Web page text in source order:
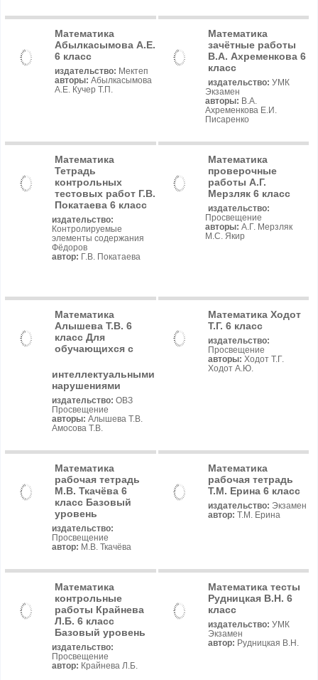
Математика
Абылкасымова А.Е.
6 класс
издательство: Мектеп
авторы: Абылкасымова
А.Е. Кучер Т.П.
Математика
зачётные работы
В.А. Ахременкова 6
класс
издательство: УМК
Экзамен
авторы: В.А.
Ахременкова Е.И.
Писаренко
Математика
Тетрадь
контрольных
тестовых работ Г.В.
Покатаева 6 класс
издательство:
Контролируемые
элементы содержания
Фёдоров
автор: Г.В. Покатаева
Математика
проверочные
работы А.Г.
Мерзляк 6 класс
издательство:
Просвещение
авторы: А.Г. Мерзляк
М.С. Якир
Математика
Алышева Т.В. 6
класс Для
обучающихся с
интеллектуальными
нарушениями
издательство: ОВЗ
Просвещение
авторы: Алышева Т.В.
Амосова Т.В.
Математика Ходот
Т.Г. 6 класс
издательство:
Просвещение
авторы: Ходот Т.Г.
Ходот А.Ю.
Математика
рабочая тетрадь
М.В. Ткачёва 6
класс Базовый
уровень
издательство:
Просвещение
автор: М.В. Ткачёва
Математика
рабочая тетрадь
Т.М. Ерина 6 класс
издательство: Экзамен
автор: Т.М. Ерина
Математика
контрольные
работы Крайнева
Л.Б. 6 класс
Базовый уровень
издательство:
Просвещение
автор: Крайнева Л.Б.
Математика тесты
Рудницкая В.Н. 6
класс
издательство: УМК
Экзамен
автор: Рудницкая В.Н.